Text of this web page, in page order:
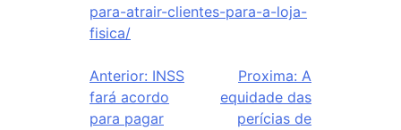
para-atrair-clientes-para-a-loja-
fisica/
Anterior: INSS
fará acordo
para pagar
Proxima: A
equidade das
perícias de